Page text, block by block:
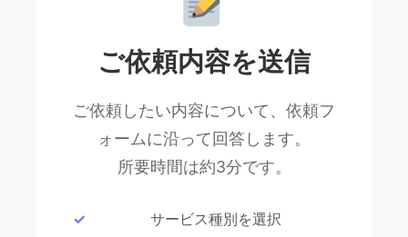
ご依頼内容を送信
ご依頼したい内容について、依頼フ
ォームに沿って回答します。
所要時間は約3分です。
サービス種別を選択